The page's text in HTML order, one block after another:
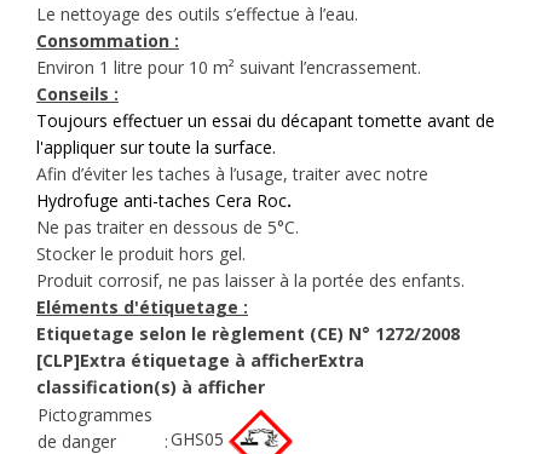
Le nettoyage des outils s’effectue à l’eau.
Consommation :
Environ 1 litre pour 10 m² suivant l’encrassement.
Conseils :
Toujours effectuer un essai du décapant tomette avant de
l'appliquer sur toute la surface.
Afin d’éviter les taches à l’usage, traiter avec notre
Hydrofuge anti-taches Cera Roc.
Ne pas traiter en dessous de 5°C.
Stocker le produit hors gel.
Produit corrosif, ne pas laisser à la portée des enfants.
Eléments d'étiquetage :
Etiquetage selon le règlement (CE) N° 1272/2008
[CLP]Extra étiquetage à afficherExtra
classification(s) à afficher
Pictogrammes
de danger
:GHS05